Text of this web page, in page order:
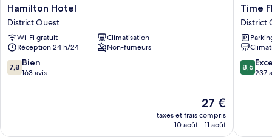
Hamilton
Hotel
District
Ouest
Hamilton Hotel
District Ouest
Wi-Fi gratuit
Climatisation
Réception 24 h/24
Non-fumeurs
7.8
sur
7,8 Bien
163 avis
Le
nouveau
prix
27 €
taxes et frais compris
10 août - 11 août
Time
Flyer
Hotel
District
Ouest
Time
District
8.6
sur
8,6
237